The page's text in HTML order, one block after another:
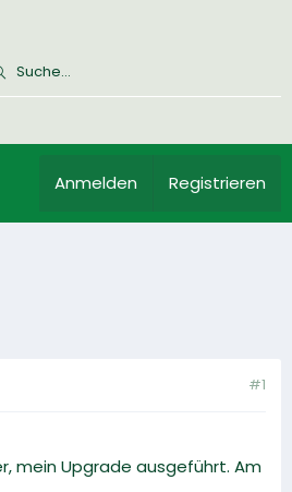
Anmelden Registrieren
#1
mein Upgrade ausgeführt. Am